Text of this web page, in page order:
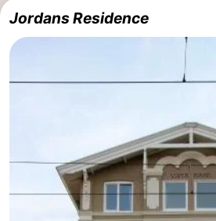
Jordans Residence